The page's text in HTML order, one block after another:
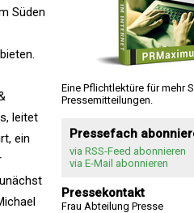
Süden
leitet
ein
Eine Pflichtlektüre für mehr
Pressemitteilungen.
Pressefach
via RSS-Feed abonnieren
via E-Mail abonnieren
Pressekontakt
Frau Abteilung Presse